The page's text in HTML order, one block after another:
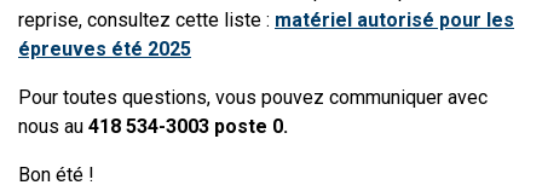
reprise, consultez cette liste : matériel autorisé pour les
épreuves été 2025
Pour toutes questions, vous pouvez communiquer avec
nous au 418 534-3003 poste 0.
Bon été !